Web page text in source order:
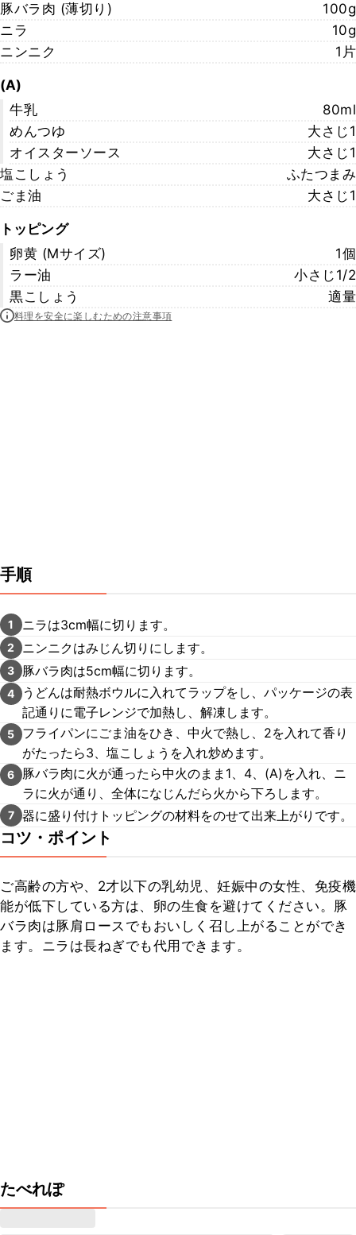
豚バラ肉 (薄切り)
100g
ニラ
10g
ニンニク
1片
(A)
牛乳
80ml
めんつゆ
大さじ1
オイスターソース
大さじ1
塩こしょう
ふたつまみ
ごま油
大さじ1
トッピング
卵黄 (Ⅿサイズ)
1個
ラー油
小さじ1/2
黒こしょう
適量
料理を安全に楽しむための注意事項
手順
1 ニラは3cm幅に切ります。
2 ニンニクはみじん切りにします。
3 豚バラ肉は5cm幅に切ります。
4
うどんは耐熱ボウルに入れてラップをし、パッケージの表
記通りに電子レンジで加熱し、解凍します。
5
フライパンにごま油をひき、中火で熱し、2を入れて香り
がたったら3、塩こしょうを入れ炒めます。
6
豚バラ肉に火が通ったら中火のまま1、4、(A)を入れ、ニ
ラに火が通り、全体になじんだら火から下ろします。
7 器に盛り付けトッピングの材料をのせて出来上がりです。
コツ・ポイント
ご高齢の方や、2才以下の乳幼児、妊娠中の女性、免疫機
能が低下している方は、卵の生食を避けてください。豚
バラ肉は豚肩ロースでもおいしく召し上がることができ
ます。ニラは長ねぎでも代用できます。
たべれぽ